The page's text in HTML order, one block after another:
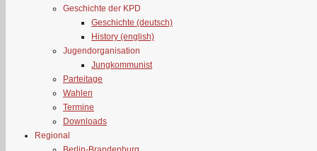
Geschichte der KPD
Geschichte (deutsch)
History (english)
Jugendorganisation
Jungkommunist
Parteitage
Wahlen
Termine
Downloads
Regional